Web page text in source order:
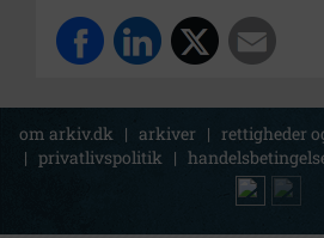
om arkiv.dk | arkiver | rettigheder
| privatlivspolitik |